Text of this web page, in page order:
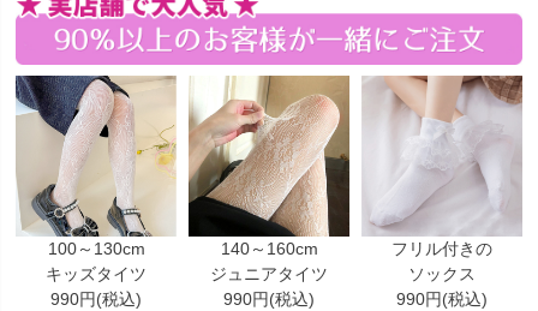
100～130cm
キッズタイツ
990円(税込)
140～160cm
ジュニアタイツ
990円(税込)
フリル付きの
ソックス
990円(税込)